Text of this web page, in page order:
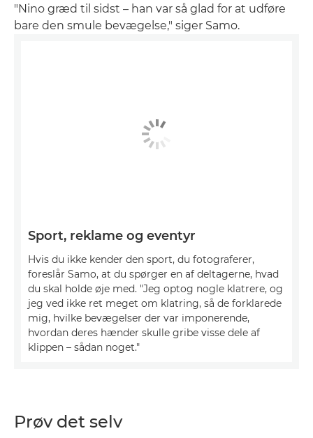
"Nino græd til sidst – han var så glad for at udføre
bare den smule bevægelse," siger Samo.
Sport, reklame og eventyr
Hvis du ikke kender den sport, du fotograferer,
foreslår Samo, at du spørger en af deltagerne, hvad
du skal holde øje med. "Jeg optog nogle klatrere, og
jeg ved ikke ret meget om klatring, så de forklarede
mig, hvilke bevægelser der var imponerende,
hvordan deres hænder skulle gribe visse dele af
klippen – sådan noget."
Prøv det selv